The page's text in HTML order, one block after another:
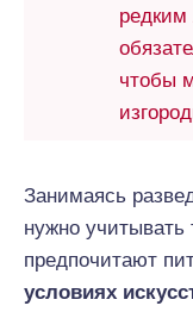
чтобы
Занимаясь
нужно учитывать
предпочитают
условиях